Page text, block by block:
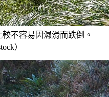
不容易因濕滑而跌倒。
）